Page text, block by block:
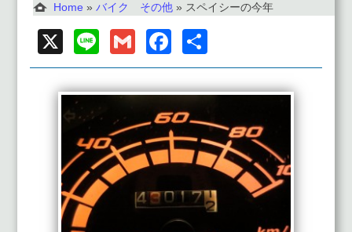
Home » バイク その他 » スペイシーの今年
X Line GmailFacebook
有